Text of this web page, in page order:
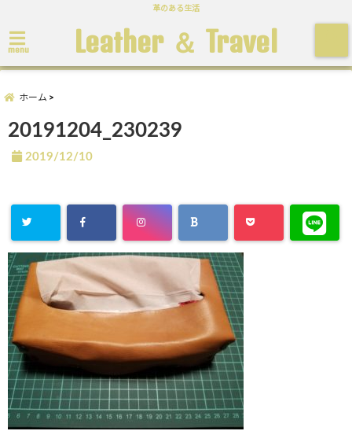
革のある生活
menu Leather ＆ Travel
ホーム
20191204_230239
2019/12/10